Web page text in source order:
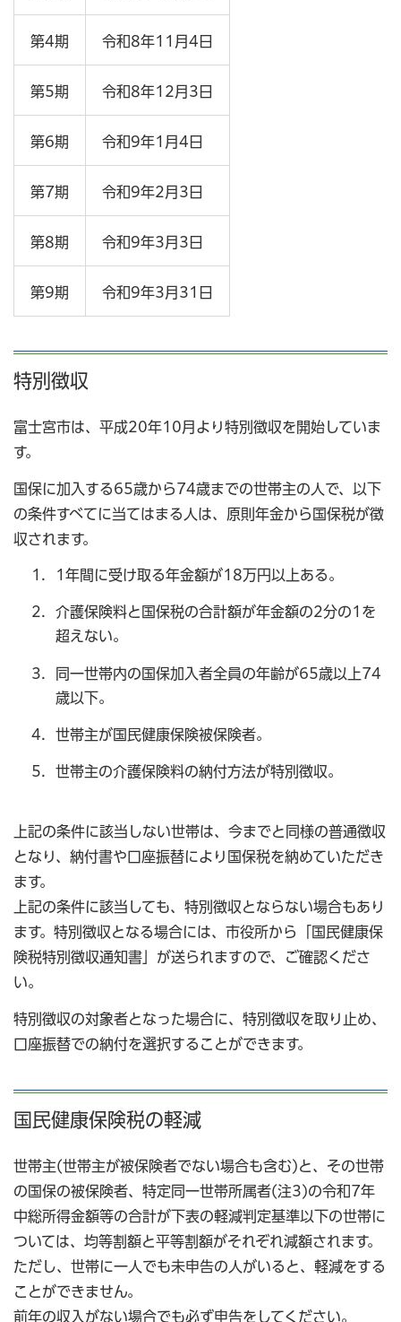
第4期 令和8年11月4日
第5期 令和8年12月3日
第6期 令和9年1月4日
第7期 令和9年2月3日
第8期 令和9年3月3日
第9期 令和9年3月31日
特別徴収
富士宮市は、平成20年10月より特別徴収を開始していま
す。
国保に加入する65歳から74歳までの世帯主の人で、以下
の条件すべてに当てはまる人は、原則年金から国保税が徴
収されます。
1年間に受け取る年金額が18万円以上ある。
介護保険料と国保税の合計額が年金額の2分の1を
超えない。
同一世帯内の国保加入者全員の年齢が65歳以上74
歳以下。
世帯主が国民健康保険被保険者。
世帯主の介護保険料の納付方法が特別徴収。
上記の条件に該当しない世帯は、今までと同様の普通徴収
となり、納付書や口座振替により国保税を納めていただき
ます。
上記の条件に該当しても、特別徴収とならない場合もあり
ます。特別徴収となる場合には、市役所から「国民健康保
険税特別徴収通知書」が送られますので、ご確認くださ
い。
特別徴収の対象者となった場合に、特別徴収を取り止め、
口座振替での納付を選択することができます。
国民健康保険税の軽減
世帯主(世帯主が被保険者でない場合も含む)と、その世帯
の国保の被保険者、特定同一世帯所属者(注3)の令和7年
中総所得金額等の合計が下表の軽減判定基準以下の世帯に
ついては、均等割額と平等割額がそれぞれ減額されます。
ただし、世帯に一人でも未申告の人がいると、軽減をする
ことができません。
前年の収入がない場合でも必ず申告をしてください。